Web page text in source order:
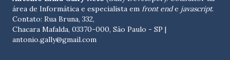
área de Informática e especialista em front ende javascript.
Contato: Rua Bruna, 332,
Chacara Mafalda, 03370-000, São Paulo - SP |
antonio.gally@gmail.com